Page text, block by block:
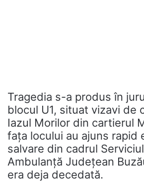
Tragedia s-a produs în
blocul U1, situat vizavi de
Iazul Morilor din cartierul
fața locului au ajuns rapid
salvare din cadrul
Ambulanță Județean
era deja decedată.